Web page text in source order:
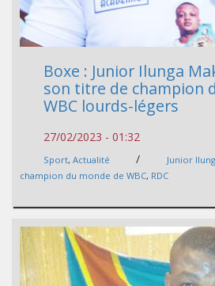
Boxe : Junior Ilunga
son titre de champion
WBC lourds-légers
27/02/2023 - 01:32
Sport, Actualité / Junior
champion du monde de WBC, RDC